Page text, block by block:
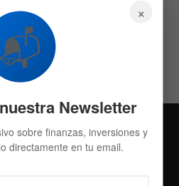
4.7k
Followers
×
Newsletter
sobre finanzas, inversiones y
directamente en tu email.